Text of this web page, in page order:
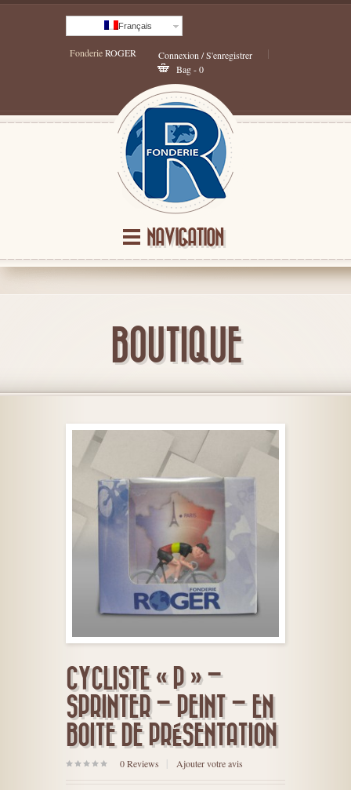
Français
FonderieROGER
Connexion / S'enregistrer
Bag - 0
NAVIGATION
BOUTIQUE
CYCLISTE « P » –
SPRINTER – PEINT – EN
BOITE DE PRÉSENTATION
0Reviews Ajouter votre avis